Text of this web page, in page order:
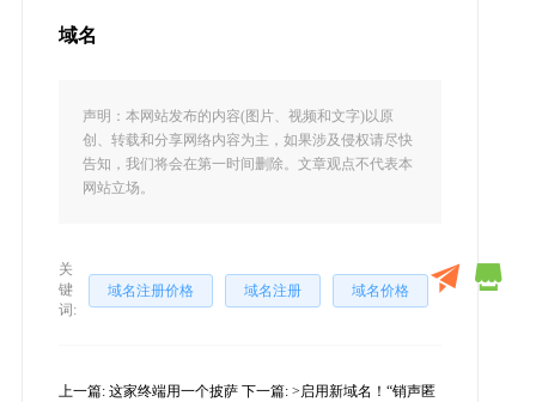
域名
声明：本网站发布的内容(图片、视频和文字)以原
创、转载和分享网络内容为主，如果涉及侵权请尽快
告知，我们将会在第一时间删除。文章观点不代表本
网站立场。
关
键
词:
域名注册价格 域名注册 域名价格
上一篇: 这家终端用一个披萨 下一篇: >启用新域名！“销声匿